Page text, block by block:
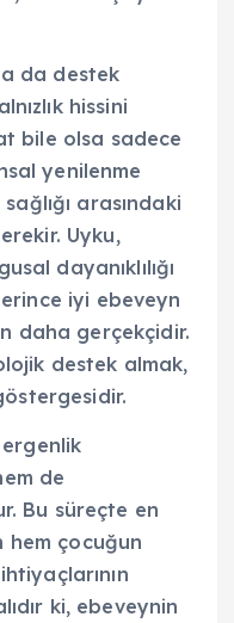
da destek
hissini
bile olsa sadece
yenilenme
arasındaki
Uyku,
dayanıklılığı
iyi ebeveyn
daha gerçekçidir.
destek almak,
ergenlik
de
Bu süreçte en
hem çocuğun
ki, ebeveynin